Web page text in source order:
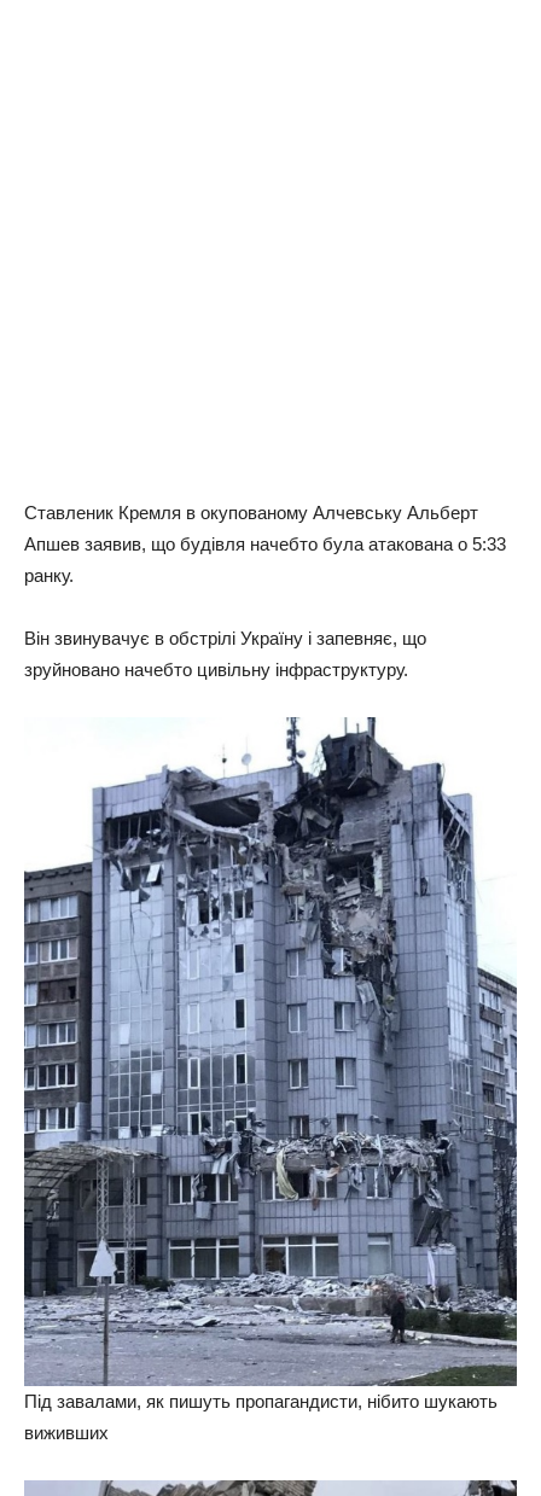
Ставленик Кремля в окупованому Алчевську Альберт
Апшев заявив, що будівля начебто була атакована о 5:33
ранку.
Він звинувачує в обстрілі Україну і запевняє, що
зруйновано начебто цивільну інфраструктуру.
Під завалами, як пишуть пропагандисти, нібито шукають
виживших